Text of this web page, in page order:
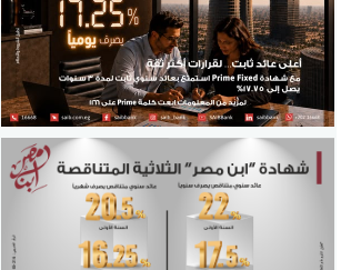
مواهب مصر